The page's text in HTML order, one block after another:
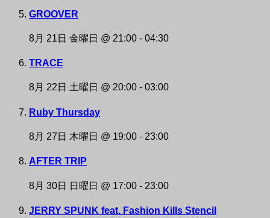
GROOVER
8月 21日 金曜日 @ 21:00 - 04:30
TRACE
8月 22日 土曜日 @ 20:00 - 03:00
Ruby Thursday
8月 27日 木曜日 @ 19:00 - 23:00
AFTER TRIP
8月 30日 日曜日 @ 17:00 - 23:00
JERRY SPUNK feat. Fashion Kills Stencil